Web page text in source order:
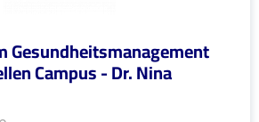
Gesundheitsmanagement
Campus - Dr. Nina